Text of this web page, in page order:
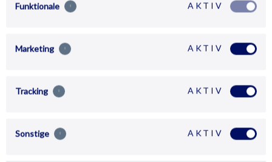
Funktionale AKTIV
Marketing AKTIV
Tracking AKTIV
Sonstige AKTIV